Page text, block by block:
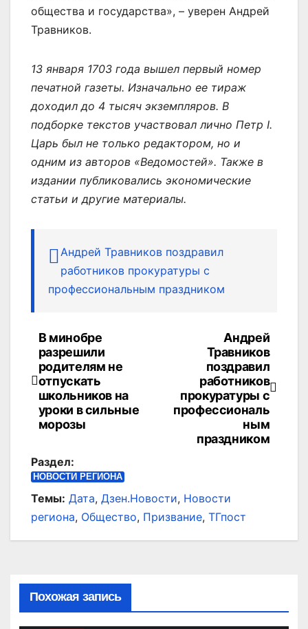
общества и государства», – уверен Андрей
Травников.
13 января 1703 года вышел первый номер
печатной газеты. Изначально ее тираж
доходил до 4 тысяч экземпляров. В
подборке текстов участвовал лично Петр I.
Царь был не только редактором, но и
одним из авторов «Ведомостей». Также в
издании публиковались экономические
статьи и другие материалы.
Андрей Травников поздравил
работников прокуратуры с
профессиональным праздником
Навигация
по
записям
Андрей
Травников
поздравил
работников
прокуратуры с
профессиональ
ным
праздником
В минобре
разрешили
родителям не
отпускать
школьников на
уроки в сильные
морозы
Раздел:
НОВОСТИ РЕГИОНА
Темы: Дата, Дзен.Новости, Новости
региона, Общество, Призвание, ТГпост
Похожая запись